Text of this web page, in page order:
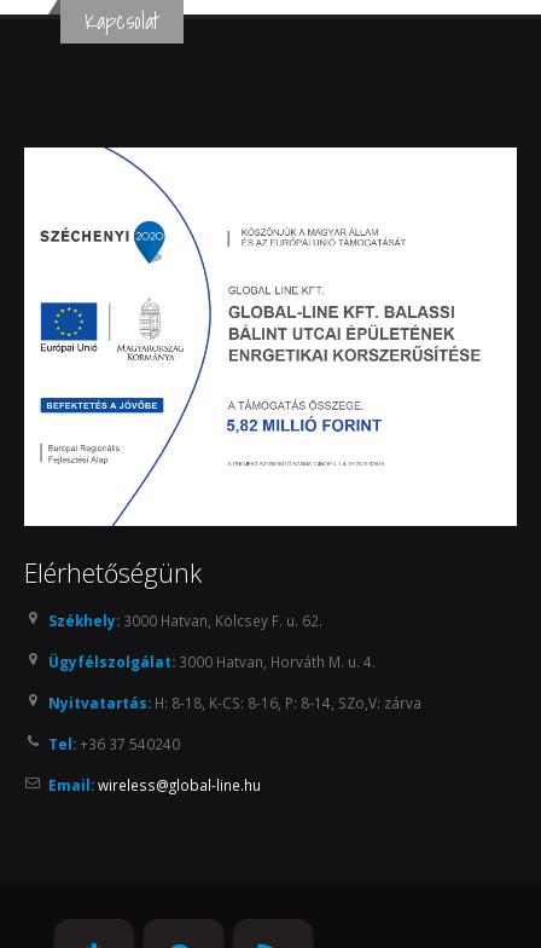
Kapcsolat
Elérhetőségünk
Székhely:3000 Hatvan, Kölcsey F. u. 62.
Ügyfélszolgálat:3000 Hatvan, Horváth M. u. 4.
Nyitvatartás:H: 8-18, K-CS: 8-16, P: 8-14, SZo,V: zárva
Tel:+36 37 540240
Email: wireless@global-line.hu